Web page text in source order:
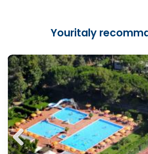
Youritaly